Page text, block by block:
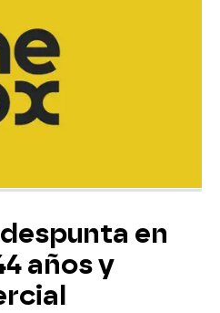
en
años y